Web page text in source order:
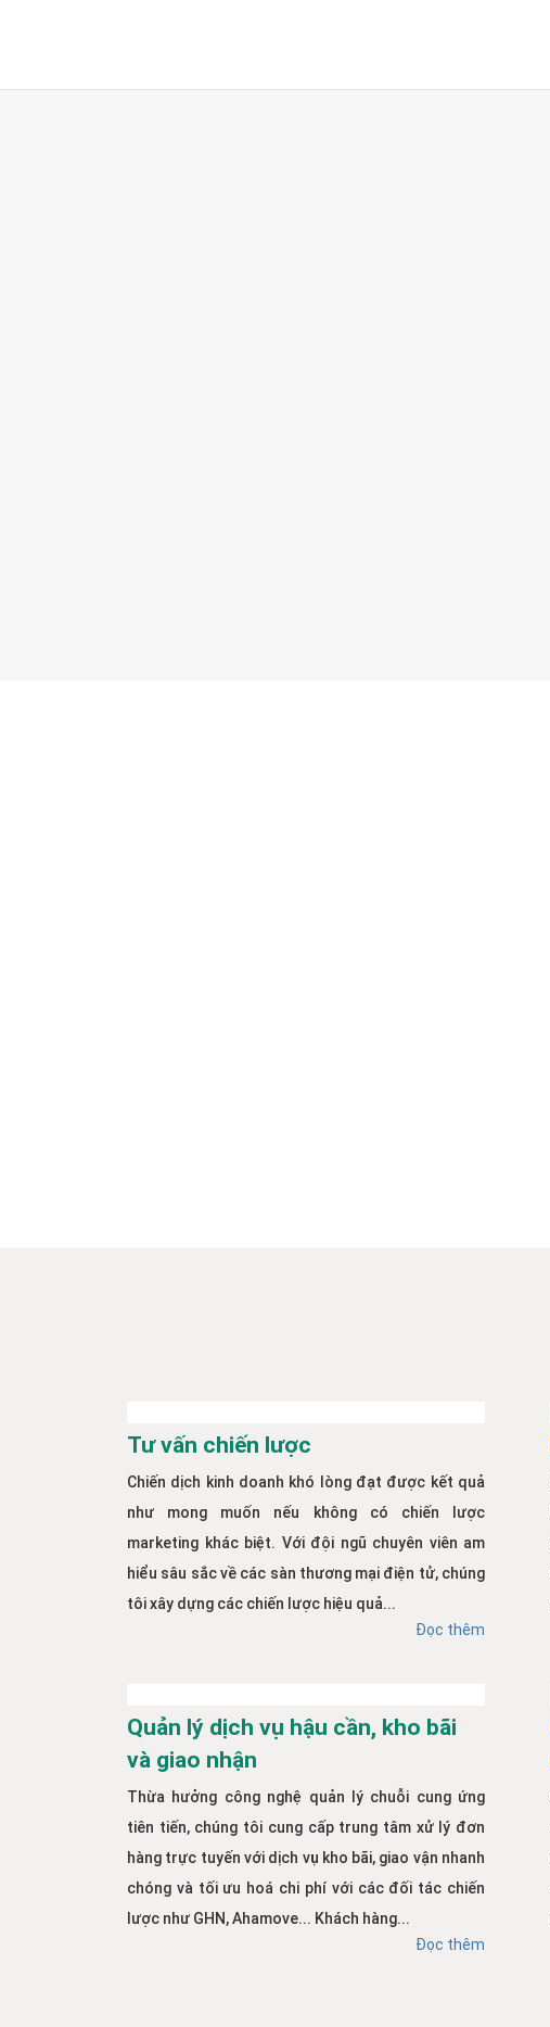
Tư vấn chiến lược
Chiến dịch kinh doanh khó lòng đạt được kết quả
như mong muốn nếu không có chiến lược
marketing khác biệt. Với đội ngũ chuyên viên am
hiểu sâu sắc về các sàn thương mại điện tử, chúng
tôi xây dựng các chiến lược hiệu quả...
Đọc thêm
Quản lý dịch vụ hậu cần, kho bãi
và giao nhận
Thừa hưởng công nghệ quản lý chuỗi cung ứng
tiên tiến, chúng tôi cung cấp trung tâm xử lý đơn
hàng trực tuyến với dịch vụ kho bãi, giao vận nhanh
chóng và tối ưu hoá chi phí với các đối tác chiến
lược như GHN, Ahamove... Khách hàng...
Đọc thêm